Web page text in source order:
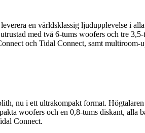
en världsklassig ljudupplevelse i
med två 6-tums woofers och tre
och Tidal Connect, samt multiroom-
nu i ett ultrakompakt format.
woofers och en 0,8-tums diskant,
Connect.